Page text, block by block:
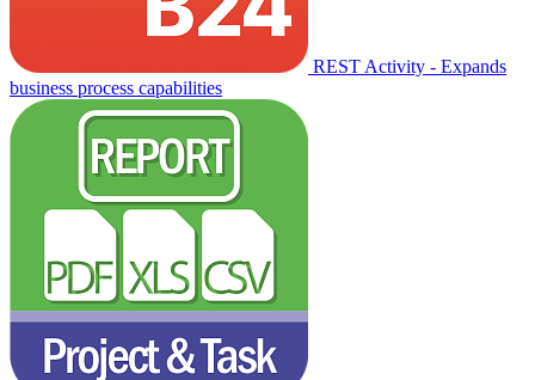
REST Activity - Expands
business process capabilities